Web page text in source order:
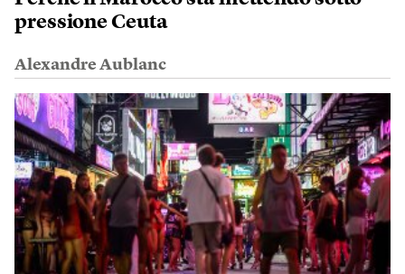
pressione Ceuta
Alexandre Aublanc